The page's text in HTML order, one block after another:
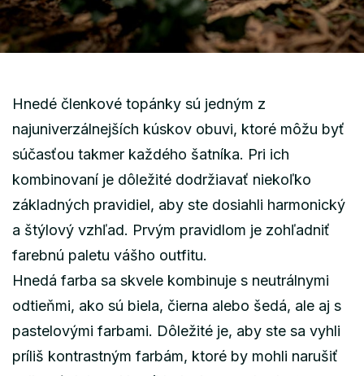
Hnedé členkové topánky sú jedným z
najuniverzálnejších kúskov obuvi, ktoré môžu byť
súčasťou takmer každého šatníka. Pri ich
kombinovaní je dôležité dodržiavať niekoľko
základných pravidiel, aby ste dosiahli harmonický
a štýlový vzhľad. Prvým pravidlom je zohľadniť
farebnú paletu vášho outfitu.
Hnedá farba sa skvele kombinuje s neutrálnymi
odtieňmi, ako sú biela, čierna alebo šedá, ale aj s
pastelovými farbami. Dôležité je, aby ste sa vyhli
príliš kontrastným farbám, ktoré by mohli narušiť